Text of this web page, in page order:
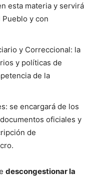
esta materia y servirá
y con
y Correccional: la
y políticas de
de la
se encargará de los
oficiales y
de
descongestionar la